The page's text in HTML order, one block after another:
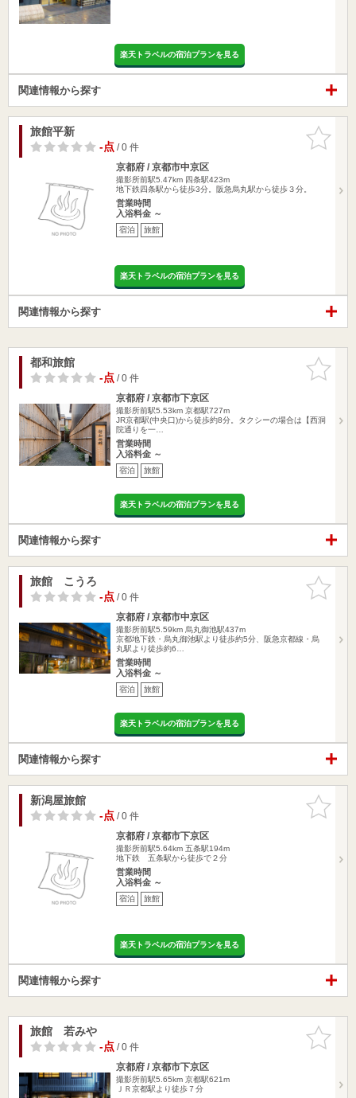
楽天トラベルの宿泊プランを見る
関連情報から探す
お気に入
りに追加
旅館平新
-点/ 0 件
京都府 / 京都市中京区
撮影所前駅5.47km 四条駅423m
地下鉄四条駅から徒歩3分。阪急烏丸駅から徒歩３分。
営業時間
入浴料金 ～
宿泊 旅館
楽天トラベルの宿泊プランを見る
関連情報から探す
お気に入
りに追加
都和旅館
-点/ 0 件
京都府 / 京都市下京区
撮影所前駅5.53km 京都駅727m
JR京都駅(中央口)から徒歩約8分。タクシーの場合は【西洞
院通りを一…
営業時間
入浴料金 ～
宿泊 旅館
楽天トラベルの宿泊プランを見る
関連情報から探す
お気に入
りに追加
旅館 こうろ
-点/ 0 件
京都府 / 京都市中京区
撮影所前駅5.59km 烏丸御池駅437m
京都地下鉄・烏丸御池駅より徒歩約5分、阪急京都線・烏
丸駅より徒歩約6…
営業時間
入浴料金 ～
宿泊 旅館
楽天トラベルの宿泊プランを見る
関連情報から探す
お気に入
りに追加
新潟屋旅館
-点/ 0 件
京都府 / 京都市下京区
撮影所前駅5.64km 五条駅194m
地下鉄 五条駅から徒歩で２分
営業時間
入浴料金 ～
宿泊 旅館
楽天トラベルの宿泊プランを見る
関連情報から探す
お気に入
りに追加
旅館 若みや
-点/ 0 件
京都府 / 京都市下京区
撮影所前駅5.65km 京都駅621m
ＪＲ京都駅より徒歩７分